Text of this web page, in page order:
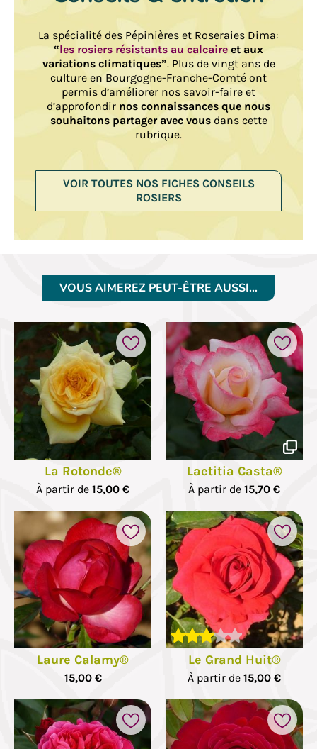
La spécialité des Pépinières et Roseraies Dima:
“les rosiers résistants au calcaire et aux
variations climatiques”. Plus de vingt ans de
culture en Bourgogne-Franche-Comté ont
permis d’améliorer nos savoir-faire et
d’approfondir nos connaissances que nous
souhaitons partager avec vousdans cette
rubrique.
VOIR TOUTES NOS FICHES CONSEILS
ROSIERS
VOUS AIMEREZ PEUT-ÊTRE AUSSI…
La Rotonde®
À partir de 15,00 €
Laetitia Casta®
À partir de 15,70 €
Laure Calamy®
15,00 €
Le Grand Huit®
À partir de 15,00 €